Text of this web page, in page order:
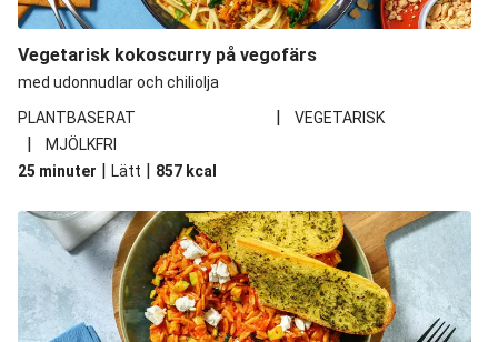
Vegetarisk kokoscurry på vegofärs
med udonnudlar och chiliolja
PLANTBASERAT
| VEGETARISK
|
MJÖLKFRI
25 minuter | Lätt | 857 kcal